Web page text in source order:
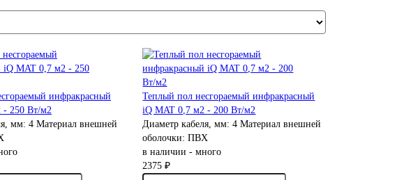
инфракрасный
- 250 Вт/м2
мм: 4Материал внешней
Теплый пол несгораемый инфракрасный
iQ MAT 0,7 м2 - 200 Вт/м2
Диаметр кабеля, мм:4 Материал внешней
оболочки:ПВХ
в наличии - много
2375 ₽